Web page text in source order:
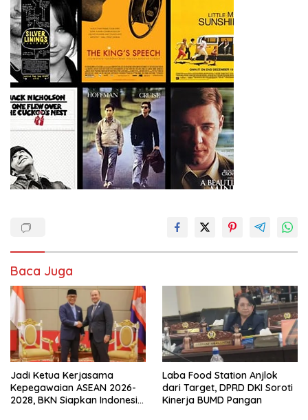
Baca Juga
Jadi Ketua Kerjasama
Kepegawaian ASEAN 2026-
2028, BKN Siapkan Indonesia
Laba Food Station Anjlok
dari Target, DPRD DKI Soroti
Kinerja BUMD Pangan